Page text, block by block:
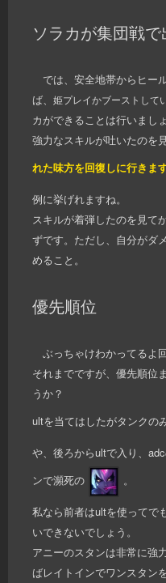
ソラカが集団戦で
では、安全地帯からヒー
ば、 姫プレイかブーストして
カができることは行いましょ
強力なスキルが吐いたのを見
れた味方を回復しに行きます
例に挙げれますね。
スキルが着弾したのを見て
ずです。ただし、自分がダ
めること。
優先順位
ぶっちゃけわかってるよ
それまでですが、優先順位
うか？
ultを当てはしたがタンクの
や、後ろからultで入り、
ンで瀕死の
。
私なら前者はultを使ってで
いできないでしょう。
アニーのスタンは非常に強
ばレイトインでワンスタン